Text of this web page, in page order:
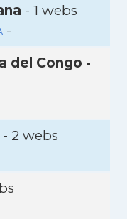
- 1 webs
-
del Congo -
- 2 webs